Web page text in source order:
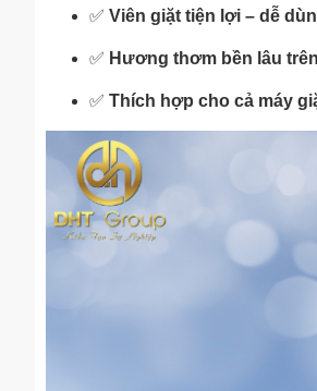
✅ Viên giặt tiện lợi – dễ
✅ Hương thơm bền lâu
✅ Thích hợp cho cả máy